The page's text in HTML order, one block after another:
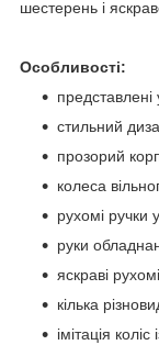
шестерень і
Особливості:
представлені
стильний
прозорий
колеса
рухомі ручки
руки
яскраві
кілька
імітація